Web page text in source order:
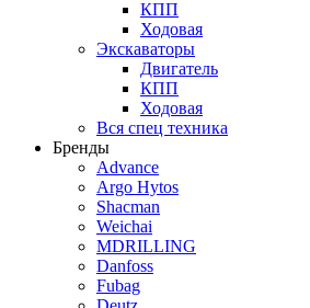
КПП
Ходовая
Экскаваторы
Двигатель
КПП
Ходовая
Вся спец техника
Бренды
Advance
Argo Hytos
Shacman
Weichai
MDRILLING
Danfoss
Fubag